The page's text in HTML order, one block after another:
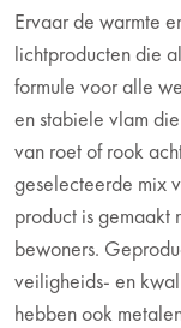
Ervaar de warmte
lichtproducten die
formule voor alle
en stabiele vlam
van roet of rook
geselecteerde mix
product is gemaakt
bewoners.
veiligheids- en
hebben ook